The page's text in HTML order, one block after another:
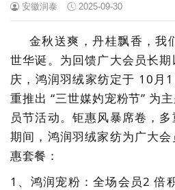
安徽润泰 2025-09-30
金秋送爽，丹桂飘香，我
世华诞。为回馈广大会员长
庆，鸿润羽绒家纺定于 10月
重推出 “三世媒妁宠粉节” 为
员节活动。钜惠风暴席卷，
期间，鸿润羽绒家纺为广大
惠套餐：
1、 鸿润宠粉 ：全场会员2 倍